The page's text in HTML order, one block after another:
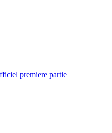
premiere partie